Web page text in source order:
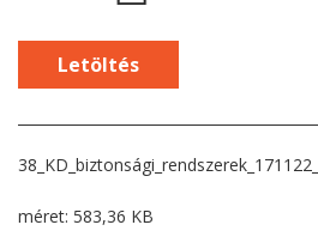
Letöltés
méret: 583,36 KB